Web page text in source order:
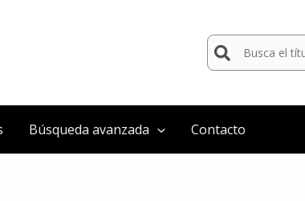
Buscar
por:
Búsqueda avanzada Contacto